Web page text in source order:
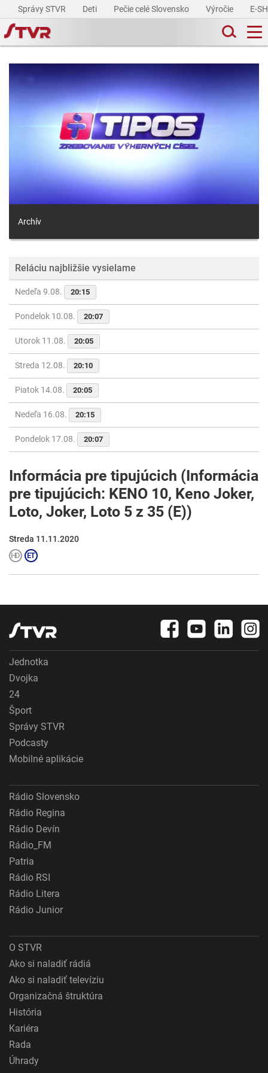
Správy STVR Deti Pečie celé Slovensko Výročie E-
Archív
Reláciu najbližšie vysielame
Nedeľa 9.08. 20:15
Pondelok 10.08. 20:07
Utorok 11.08. 20:05
Streda 12.08. 20:10
Piatok 14.08. 20:05
Nedeľa 16.08. 20:15
Pondelok 17.08. 20:07
Informácia pre tipujúcich (Informácia
pre tipujúcich: KENO 10, Keno Joker,
Loto, Joker, Loto 5 z 35 (E))
Streda 11.11.2020
Jednotka
Dvojka
24
Šport
Správy STVR
Podcasty
Mobilné aplikácie
Rádio Slovensko
Rádio Regina
Rádio Devín
Rádio_FM
Patria
Rádio RSI
Rádio Litera
Rádio Junior
O STVR
Ako si naladiť rádiá
Ako si naladiť televíziu
Organizačná štruktúra
História
Kariéra
Rada
Úhrady